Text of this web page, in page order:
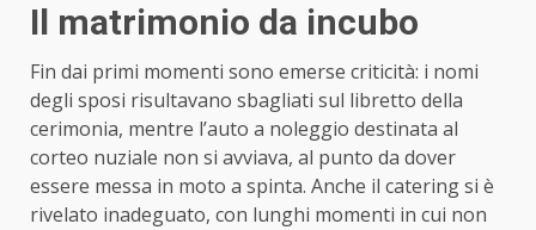
Il matrimonio da incubo
Fin dai primi momenti sono emerse criticità: i nomi
degli sposi risultavano sbagliati sul libretto della
cerimonia, mentre l’auto a noleggio destinata al
corteo nuziale non si avviava, al punto da dover
essere messa in moto a spinta. Anche il catering si è
rivelato inadeguato, con lunghi momenti in cui non